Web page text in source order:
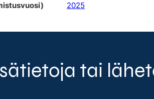
2025
tai